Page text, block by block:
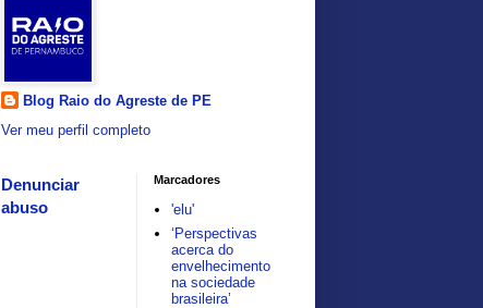
Blog Raio do Agreste de PE
Ver meu perfil completo
Denunciar
abuso
Marcadores
'elu'
‘Perspectivas
acerca do
envelhecimento
na sociedade
brasileira’